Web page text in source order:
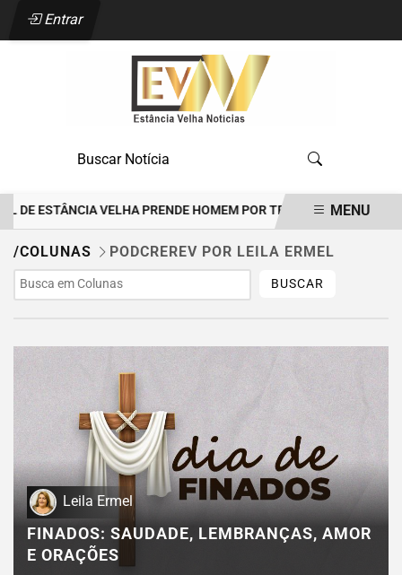
Entrar
ESTÂNCIA VELHA PRENDE HOMEM POR TENTATIVA DE
EM ALTA
MENU
/COLUNAS PODCREREV POR LEILA ERMEL
BUSCAR
Leila Ermel
FINADOS: SAUDADE, LEMBRANÇAS, AMOR
E ORAÇÕES